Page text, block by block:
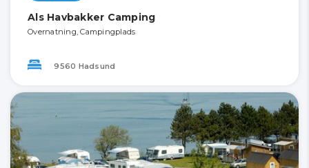
Als Havbakker Camping
Overnatning, Campingplads
9560 Hadsund